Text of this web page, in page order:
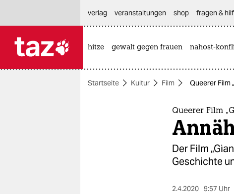
themen
verlag
veranstaltungen shop fragen &
hitze gewalt gegen frauen nahost-
Startseite Kultur Film Queerer Film
Queerer Film
Der Film
Geschichte
2.4.2020 9:57 Uhr